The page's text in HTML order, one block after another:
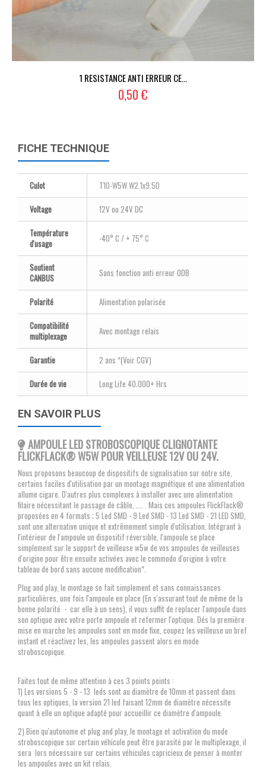
1 RESISTANCE ANTI ERREUR CE...
0,50 €
FICHE TECHNIQUE
Culot
T10-W5W W2.1x9.5D
Voltage
12V ou 24V DC
Température
d'usage
-40° C / + 75° C
Soutient
CANBUS
Sans fonction anti erreur ODB
Polarité
Alimentation polarisée
Compatibilité
multiplexage
Avec montage relais
Garantie
2 ans *(Voir CGV)
Durée de vie
Long Life 40.000+ Hrs
EN SAVOIR PLUS
AMPOULE LED STROBOSCOPIQUE CLIGNOTANTE
FLICKFLACK® W5W POUR VEILLEUSE12V OU 24V.
Nous proposons beaucoup de dispositifs de signalisation sur notre site,
certains faciles d'utilisation par un montage magnétique et une alimentation
allume cigare. D'autres plus complexes à installer avec une alimentation
filaire nécessitant le passage de câble, .... . Mais ces ampoules FlickFlack®
proposées en 4 formats ; 5 Led SMD - 9 Led SMD - 13 Led SMD - 21 LED SMD,
sont une alternative unique et extrêmement simple d'utilisation. Intégrant à
l'intérieur de l'ampoule un dispositif réversible, l'ampoule se place
simplement sur le support de veilleuse w5w de vos ampoules de veilleuses
d'origine pour être ensuite activées avec le commodo d'origine à votre
tableau de bord sans aucune modification*.
Plug and play, le montage se fait simplement et sans connaissances
particulières, une fois l'ampoule en place (En s'assurant tout de même de la
bonne polarité - car elle à un sens), il vous suffit de replacer l'ampoule dans
son optique avec votre porte ampoule et refermer l'optique. Dés la première
mise en marche les ampoules sont en mode fixe, coupez les veilleuse un bref
instant et réactivez les, les ampoules passent alors en mode
stroboscopique.
Faites tout de même attention à ces 3 points points :
1) Les versions 5 - 9 - 13 leds sont au diamètre de 10mm et passent dans
tous les optiques, la version 21 led faisant 12mm de diamètre nécessite
quant à elle un optique adapté pour accueillir ce diamètre d'ampoule.
2) Bien qu'autonome et plug and play, le montage et activation du mode
stroboscopique sur certain véhicule peut être parasité par le multiplexage, il
sera lors nécessaire sur certains véhicules capricieux de penser à monter
les ampoules avec un kit relais.